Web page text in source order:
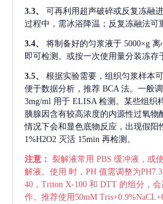
3.3、 可再利用超声破碎或反复冻融
过程中，需冰浴降温；反复冻融法可
3.4、 将制备好的匀浆液于 5000×g
即可检测。或按一次使用量分装冻存
3.5、 根据实验需要，组织匀浆样本
便于数据分析，推荐 BCA 法。一般
3mg/ml 用于 ELISA 检测。某些组织
胰腺因含有较高浓度的内源性过氧物
情况下会和显色底物反应，出现假阳
1%H2O2 灭活 15min 再检测。
注意： 裂解液常用 PBS 缓冲液，或
解液。使用 时，PH 值需调整为
40，Triton X-100 和 DTT 的组分，
作。推荐使用50mM